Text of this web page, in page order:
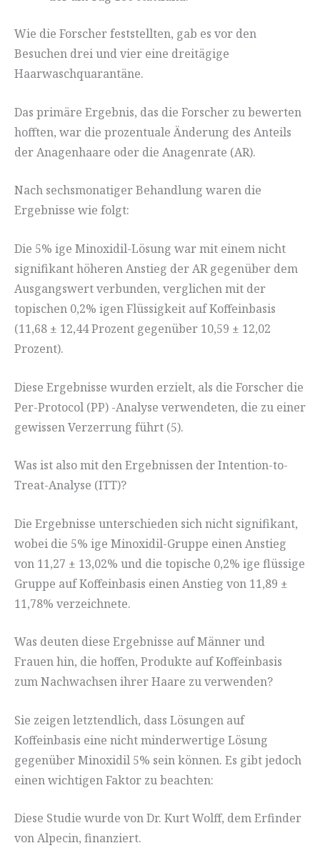
Wie die Forscher feststellten, gab es vor den
Besuchen drei und vier eine dreitägige
Haarwaschquarantäne.
Das primäre Ergebnis, das die Forscher zu bewerten
hofften, war die prozentuale Änderung des Anteils
der Anagenhaare oder die Anagenrate (AR).
Nach sechsmonatiger Behandlung waren die
Ergebnisse wie folgt:
Die 5% ige Minoxidil-Lösung war mit einem nicht
signifikant höheren Anstieg der AR gegenüber dem
Ausgangswert verbunden, verglichen mit der
topischen 0,2% igen Flüssigkeit auf Koffeinbasis
(11,68 ± 12,44 Prozent gegenüber 10,59 ± 12,02
Prozent).
Diese Ergebnisse wurden erzielt, als die Forscher die
Per-Protocol (PP) -Analyse verwendeten, die zu einer
gewissen Verzerrung führt (5).
Was ist also mit den Ergebnissen der Intention-to-
Treat-Analyse (ITT)?
Die Ergebnisse unterschieden sich nicht signifikant,
wobei die 5% ige Minoxidil-Gruppe einen Anstieg
von 11,27 ± 13,02% und die topische 0,2% ige flüssige
Gruppe auf Koffeinbasis einen Anstieg von 11,89 ±
11,78% verzeichnete.
Was deuten diese Ergebnisse auf Männer und
Frauen hin, die hoffen, Produkte auf Koffeinbasis
zum Nachwachsen ihrer Haare zu verwenden?
Sie zeigen letztendlich, dass Lösungen auf
Koffeinbasis eine nicht minderwertige Lösung
gegenüber Minoxidil 5% sein können. Es gibt jedoch
einen wichtigen Faktor zu beachten:
Diese Studie wurde von Dr. Kurt Wolff, dem Erfinder
von Alpecin, finanziert.